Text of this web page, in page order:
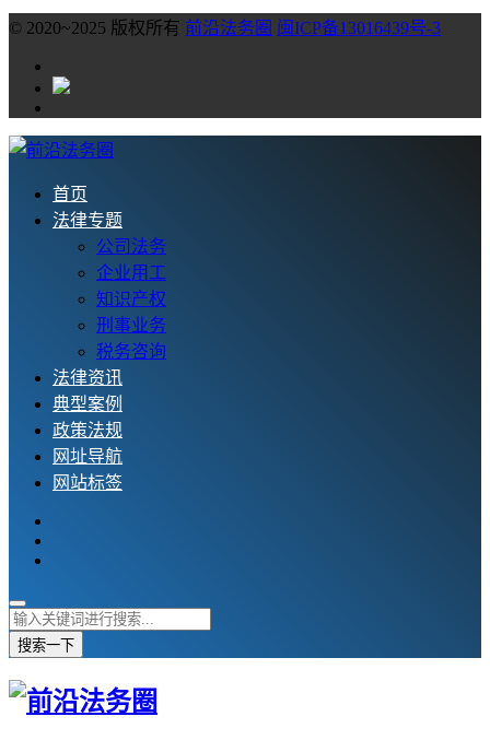
© 2020~2025 版权所有 前沿法务圈 闽ICP备13016439号-3
首页
法律专题
公司法务
企业用工
知识产权
刑事业务
税务咨询
法律资讯
典型案例
政策法规
网址导航
网站标签
搜索一下